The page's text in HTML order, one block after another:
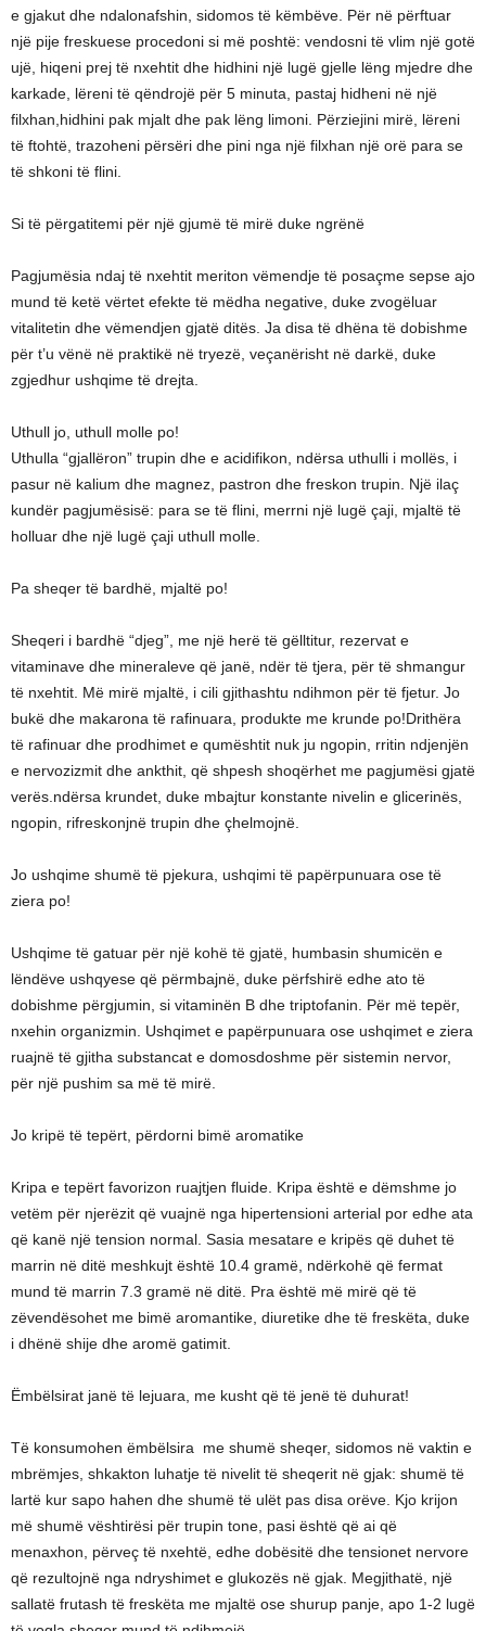
e gjakut dhe ndalonafshin, sidomos të këmbëve. Për në përftuar
një pije freskuese procedoni si më poshtë: vendosni të vlim një gotë
ujë, hiqeni prej të nxehtit dhe hidhini një lugë gjelle lëng mjedre dhe
karkade, lëreni të qëndrojë për 5 minuta, pastaj hidheni në një
filxhan,hidhini pak mjalt dhe pak lëng limoni. Përziejini mirë, lëreni
të ftohtë, trazoheni përsëri dhe pini nga një filxhan një orë para se
të shkoni të flini.
Si të përgatitemi për një gjumë të mirë duke ngrënë
Pagjumësia ndaj të nxehtit meriton vëmendje të posaçme sepse ajo
mund të ketë vërtet efekte të mëdha negative, duke zvogëluar
vitalitetin dhe vëmendjen gjatë ditës. Ja disa të dhëna të dobishme
për t’u vënë në praktikë në tryezë, veçanërisht në darkë, duke
zgjedhur ushqime të drejta.
Uthull jo, uthull molle po!
Uthulla “gjallëron” trupin dhe e acidifikon, ndërsa uthulli i mollës, i
pasur në kalium dhe magnez, pastron dhe freskon trupin. Një ilaç
kundër pagjumësisë: para se të flini, merrni një lugë çaji, mjaltë të
holluar dhe një lugë çaji uthull molle.
Pa sheqer të bardhë, mjaltë po!
Sheqeri i bardhë “djeg”, me një herë të gëlltitur, rezervat e
vitaminave dhe mineraleve që janë, ndër të tjera, për të shmangur
të nxehtit. Më mirë mjaltë, i cili gjithashtu ndihmon për të fjetur. Jo
bukë dhe makarona të rafinuara, produkte me krunde po!Drithëra
të rafinuar dhe prodhimet e qumështit nuk ju ngopin, rritin ndjenjën
e nervozizmit dhe ankthit, që shpesh shoqërhet me pagjumësi gjatë
verës.ndërsa krundet, duke mbajtur konstante nivelin e glicerinës,
ngopin, rifreskonjnë trupin dhe çhelmojnë.
Jo ushqime shumë të pjekura, ushqimi të papërpunuara ose të
ziera po!
Ushqime të gatuar për një kohë të gjatë, humbasin shumicën e
lëndëve ushqyese që përmbajnë, duke përfshirë edhe ato të
dobishme përgjumin, si vitaminën B dhe triptofanin. Për më tepër,
nxehin organizmin. Ushqimet e papërpunuara ose ushqimet e ziera
ruajnë të gjitha substancat e domosdoshme për sistemin nervor,
për një pushim sa më të mirë.
Jo kripë të tepërt, përdorni bimë aromatike
Kripa e tepërt favorizon ruajtjen fluide. Kripa është e dëmshme jo
vetëm për njerëzit që vuajnë nga hipertensioni arterial por edhe ata
që kanë një tension normal. Sasia mesatare e kripës që duhet të
marrin në ditë meshkujt është 10.4 gramë, ndërkohë që fermat
mund të marrin 7.3 gramë në ditë. Pra është më mirë që të
zëvendësohet me bimë aromantike, diuretike dhe të freskëta, duke
i dhënë shije dhe aromë gatimit.
Ëmbëlsirat janë të lejuara, me kusht që të jenë të duhurat!
Të konsumohen ëmbëlsira me shumë sheqer, sidomos në vaktin e
mbrëmjes, shkakton luhatje të nivelit të sheqerit në gjak: shumë të
lartë kur sapo hahen dhe shumë të ulët pas disa orëve. Kjo krijon
më shumë vështirësi për trupin tone, pasi është që ai që
menaxhon, përveç të nxehtë, edhe dobësitë dhe tensionet nervore
që rezultojnë nga ndryshimet e glukozës në gjak. Megjithatë, një
sallatë frutash të freskëta me mjaltë ose shurup panje, apo 1-2 lugë